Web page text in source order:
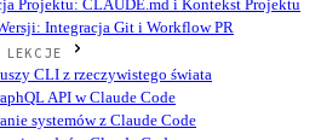
Projektu: CLAUDE.md i Kontekst Projektu
Integracja Git i Workflow PR
LEKCJE
CLI z rzeczywistego świata
API w Claude Code
systemów z Claude Code